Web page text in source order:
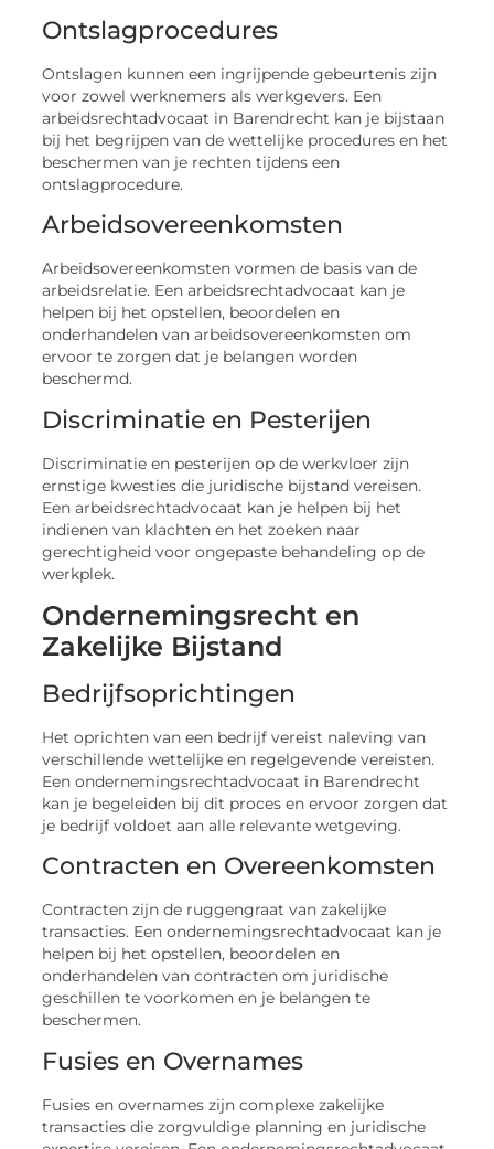
Ontslagprocedures
Ontslagen kunnen een ingrijpende gebeurtenis zijn
voor zowel werknemers als werkgevers. Een
arbeidsrechtadvocaat in Barendrecht kan je bijstaan
bij het begrijpen van de wettelijke procedures en het
beschermen van je rechten tijdens een
ontslagprocedure.
Arbeidsovereenkomsten
Arbeidsovereenkomsten vormen de basis van de
arbeidsrelatie. Een arbeidsrechtadvocaat kan je
helpen bij het opstellen, beoordelen en
onderhandelen van arbeidsovereenkomsten om
ervoor te zorgen dat je belangen worden
beschermd.
Discriminatie en Pesterijen
Discriminatie en pesterijen op de werkvloer zijn
ernstige kwesties die juridische bijstand vereisen.
Een arbeidsrechtadvocaat kan je helpen bij het
indienen van klachten en het zoeken naar
gerechtigheid voor ongepaste behandeling op de
werkplek.
Ondernemingsrecht en
Zakelijke Bijstand
Bedrijfsoprichtingen
Het oprichten van een bedrijf vereist naleving van
verschillende wettelijke en regelgevende vereisten.
Een ondernemingsrechtadvocaat in Barendrecht
kan je begeleiden bij dit proces en ervoor zorgen dat
je bedrijf voldoet aan alle relevante wetgeving.
Contracten en Overeenkomsten
Contracten zijn de ruggengraat van zakelijke
transacties. Een ondernemingsrechtadvocaat kan je
helpen bij het opstellen, beoordelen en
onderhandelen van contracten om juridische
geschillen te voorkomen en je belangen te
beschermen.
Fusies en Overnames
Fusies en overnames zijn complexe zakelijke
transacties die zorgvuldige planning en juridische